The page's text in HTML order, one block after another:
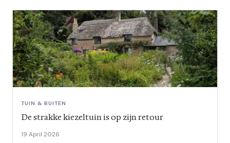
TUIN & BUITEN
De strakke kiezeltuin is op zijn retour
19 April 2026